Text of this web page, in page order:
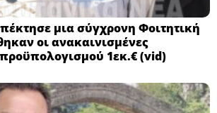
μια σύγχρονη Φοιτητική
οι ανακαινισμένες
1εκ.€ (vid)